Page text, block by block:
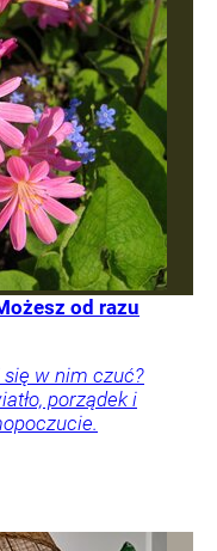
od razu
w nim czuć?
porządek i